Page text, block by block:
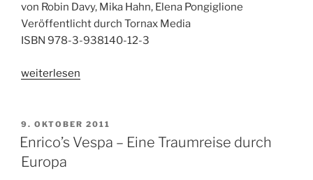
von Robin Davy, Mika Hahn, Elena Pongiglione
Veröffentlicht durch Tornax Media
ISBN 978-3-938140-12-3
„Enrico’s
A
journey
through
Europe“
weiterlesen
VERÖFFENTLICHT
AM
9. OKTOBER 2011
Enrico’s Vespa – Eine Traumreise durch
Europa